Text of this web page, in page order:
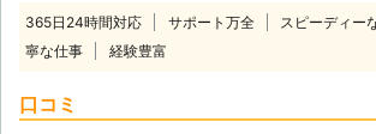
の可能性がありま
車のバッテリーを
困りますし、慣れ
365日24時間対応 サポート万全 スピーディー
寧な仕事
経験豊富
口コミ